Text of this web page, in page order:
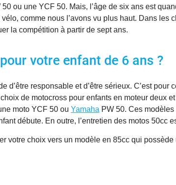
50 ou une YCF 50. Mais, l’âge de six ans est
comme nous l’avons vu plus haut. Dans les
la compétition à partir de sept ans.
votre enfant de 6 ans ?
d’être responsable et d’être sérieux. C’est
de motocross pour enfants en moteur deux
moto YCF 50 ou Yamaha PW 50. Ces
débute. En outre, l’entretien des motos 50cc
votre choix vers un modèle en 85cc qui